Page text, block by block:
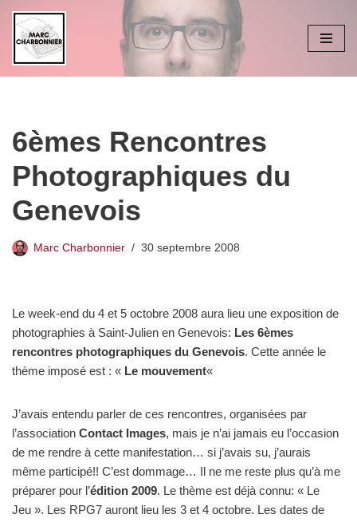
Aller
au
contenu
6èmes Rencontres
Photographiques du
Genevois
Marc Charbonnier 30 septembre 2008
Le week-end du 4 et 5 octobre 2008 aura lieu une exposition de
photographies à Saint-Julien en Genevois: Les 6èmes
rencontres photographiques du Genevois. Cette année le
thème imposé est : « Le mouvement«
J’avais entendu parler de ces rencontres, organisées par
l’association Contact Images, mais je n’ai jamais eu l’occasion
de me rendre à cette manifestation… si j’avais su, j’aurais
même participé!! C’est dommage… Il ne me reste plus qu’à me
préparer pour l’édition 2009. Le thème est déjà connu: « Le
Jeu ». Les RPG7 auront lieu les 3 et 4 octobre. Les dates de